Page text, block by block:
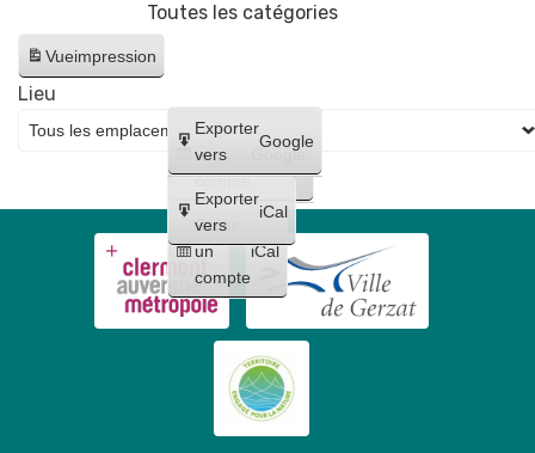
des
Fêtes
Gerzatois
Toutes les catégories
Vueimpression
Créer
un
compte
Google
Créer
un
compte
iCal
Exporter
vers
Google
Exporter
vers
iCal
Lieu